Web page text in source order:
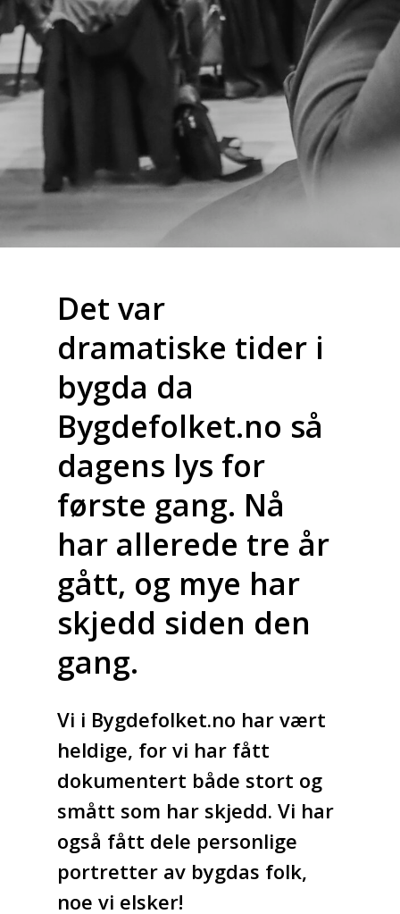
Det var
dramatiske tider i
bygda da
Bygdefolket.no så
dagens lys for
første gang. Nå
har allerede tre år
gått, og mye har
skjedd siden den
gang.
Vi i Bygdefolket.no har vært
heldige, for vi har fått
dokumentert både stort og
smått som har skjedd. Vi har
også fått dele personlige
portretter av bygdas folk,
noe vi elsker!